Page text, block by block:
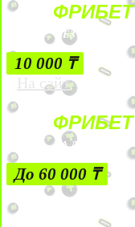
ФРИБЕТ
БЕЗ УСЛОВИЙ
10 000 ₸
На сайт
ФРИБЕТ
ЗА ДЕПОЗИТЫ
До 60 000 ₸